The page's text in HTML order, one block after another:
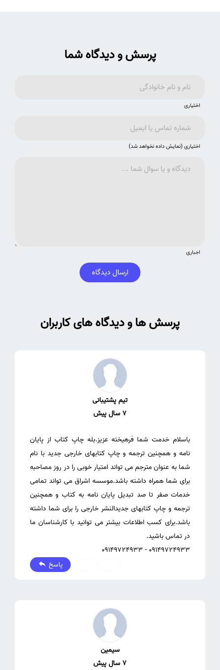
پرسش و دیدگاه شما
اختیاری
اختیاری (نمایش داده نخواهد شد)
اجباری
ارسال دیدگاه
پرسش ها و دیدگاه های کاربران
تیم پشتیبانی
7 سال پیش
باسلام خدمت شما فرهیخته عزیز.بله چاپ کتاب از پایان
نامه و همچنین ترجمه و چاپ کتابهای خارجی جدید با نام
شما به عنوان مترجم می تواند امتیار خوبی را در روز مصاحبه
برای شما همراه داشته باشد.موسسه اشراق می تواند تمامی
خدمات صفر تا صد تبدیل پایان نامه به کتاب و همچنین
ترجمه و چاپ کتابهای جدیدالنشر خارجی را برای شما داشته
باشد.برای کسب اطلاعات بیشتر می توانید با کارشناسان ما
۰9149724933 - ۰9149724933
پاسخ
سیمین
7 سال پیش